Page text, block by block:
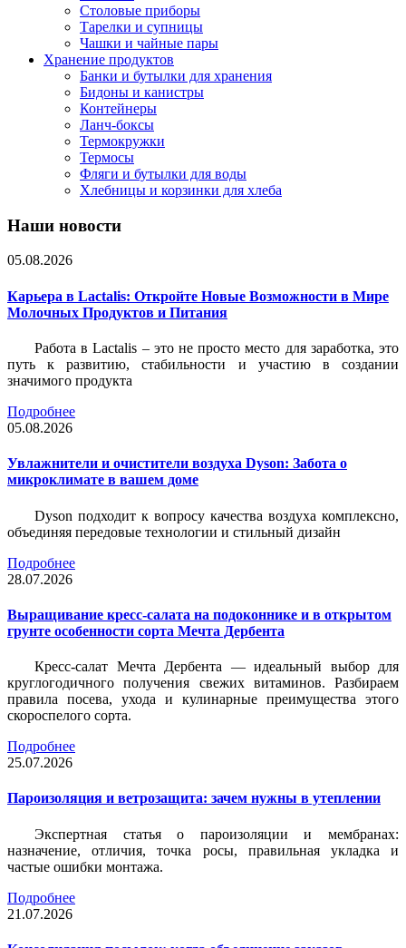
Столовые приборы
Тарелки и супницы
Чашки и чайные пары
Хранение продуктов
Банки и бутылки для хранения
Бидоны и канистры
Контейнеры
Ланч-боксы
Термокружки
Термосы
Фляги и бутылки для воды
Хлебницы и корзинки для хлеба
Наши новости
05.08.2026
Карьера в Lactalis: Откройте Новые Возможности в Мире
Молочных Продуктов и Питания
Работа в Lactalis – это не просто место для заработка, это
путь к развитию, стабильности и участию в создании
значимого продукта
Подробнее
05.08.2026
Увлажнители и очистители воздуха Dyson: Забота о
микроклимате в вашем доме
Dyson подходит к вопросу качества воздуха комплексно,
объединяя передовые технологии и стильный дизайн
Подробнее
28.07.2026
Выращивание кресс-салата на подоконнике и в открытом
грунте особенности сорта Мечта Дербента
Кресс-салат Мечта Дербента — идеальный выбор для
круглогодичного получения свежих витаминов. Разбираем
правила посева, ухода и кулинарные преимущества этого
скороспелого сорта.
Подробнее
25.07.2026
Пароизоляция и ветрозащита: зачем нужны в утеплении
Экспертная статья о пароизоляции и мембранах:
назначение, отличия, точка росы, правильная укладка и
частые ошибки монтажа.
Подробнее
21.07.2026